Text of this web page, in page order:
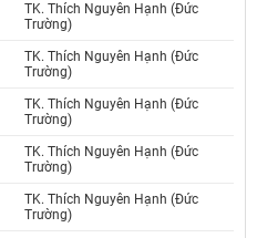
TK. Thích Nguyên Hạnh (Đức
Trường)
TK. Thích Nguyên Hạnh (Đức
Trường)
TK. Thích Nguyên Hạnh (Đức
Trường)
TK. Thích Nguyên Hạnh (Đức
Trường)
TK. Thích Nguyên Hạnh (Đức
Trường)